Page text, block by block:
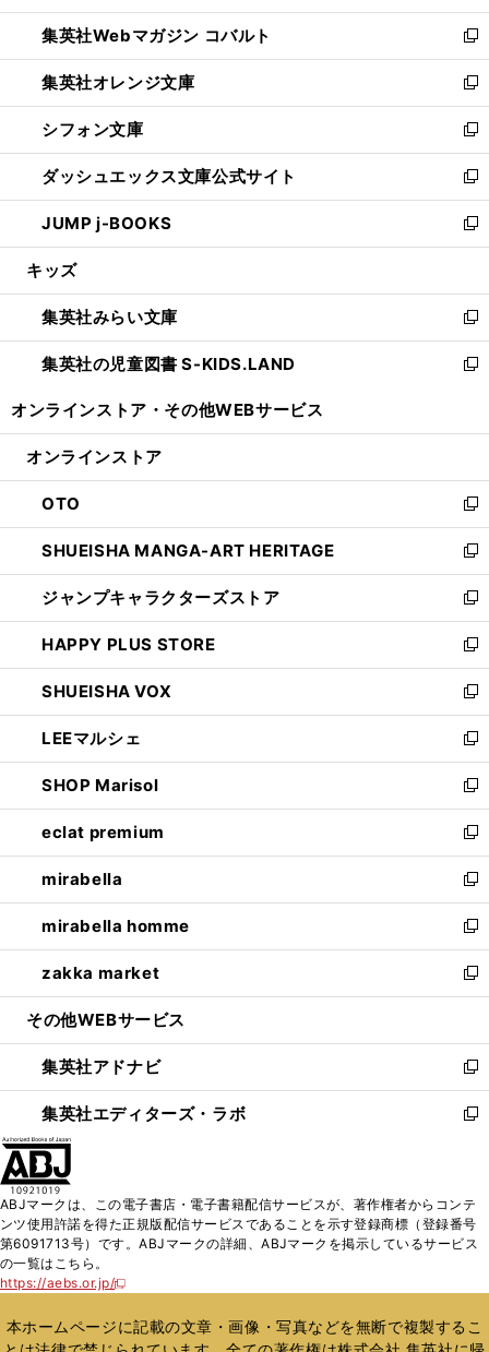
開
く
ウ
で
開
く
ン
ド
ウ
で
開
く
ウ
ィ
ン
ド
ウ
で
開
く
集英社Webマガジン コバルト
新
し
い
ウ
ィ
ン
ド
ウ
で
開
集英社オレンジ文庫
新
し
い
ウ
ィ
ン
ド
ウ
開
く
シフォン文庫
新
し
い
ウ
ィ
ン
ウ
で
開
く
ダッシュエックス文庫公式サイト
新
し
い
ウ
ン
ド
ウ
で
JUMP j-BOOKS
新
し
ウ
ィ
ン
ド
開
キッズ
集英社みらい文庫
新
し
い
ン
ウ
で
開
く
集英社の児童図書 S-KIDS.LAND
新
ウ
ン
ド
ウ
で
開
く
オンラインストア・ その他WEBサービス
オンラインストア
OTO
新
し
い
ウ
ィ
ン
ド
ウ
で
開
く
SHUEISHA MANGA-ART HERITAGE
新
し
い
ウ
ィ
ン
ド
ウ
で
開
く
ジャンプキャラクターズストア
新
し
い
ウ
ィ
ン
ド
ウ
で
開
く
HAPPY PLUS STORE
新
し
い
ウ
ィ
ン
ド
ウ
で
開
く
SHUEISHA VOX
新
し
い
ウ
ィ
ン
ド
ウ
で
開
く
LEEマルシェ
新
し
い
ウ
ィ
ン
ド
ウ
で
開
く
SHOP Marisol
新
し
い
ウ
ィ
ン
ド
ウ
で
開
eclat premium
新
し
い
ウ
ィ
ン
ド
ウ
開
く
mirabella
新
し
い
ウ
ィ
ン
ウ
で
開
く
mirabella homme
新
し
い
ウ
ン
ド
ウ
で
zakka market
新
し
ウ
ィ
ン
ド
く
その他WEBサービス
集英社アドナビ
新
し
い
ド
ウ
で
集英社エディターズ・ラボ
新
ィ
ン
ド
開
く
ABJマークは、この電子書店・電子書籍配信サービスが、著作権者からコンテ
ンツ使用許諾を得た正規版配信サービスであることを示す登録商標（登録番号
第6091713号）です。ABJマークの詳細、ABJマークを掲示しているサービス
の一覧はこちら。
https://aebs.or.jp/
新
い
ウ
本ホームページに記載の文章・画像・写真などを無断で複製するこ